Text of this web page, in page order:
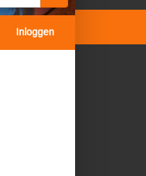
Inloggen